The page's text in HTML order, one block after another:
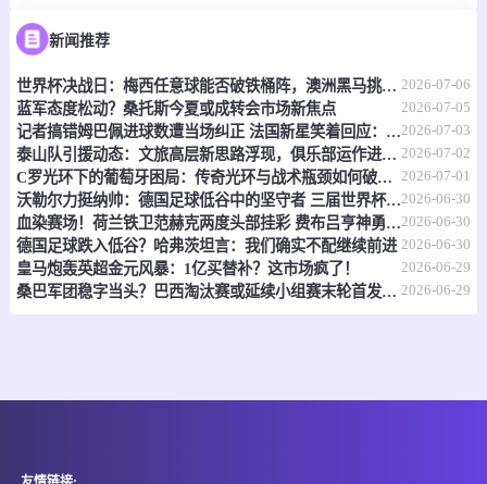
临沂奕虎U21
情报
澳中女联 07-06 17:00 即将开始
伍德维尔勇士女篮 0 - 0 森林维尔老鹰女篮
情报
缅甸女联 07-06 17:00 即将开始
新闻推荐
世界杯决战日：梅西任意球能否破铁桶阵，澳洲黑马挑战非洲劲旅 2026-07-06
蓝军态度松动？桑托斯今夏或成转会市场新焦点 2026-07-05
记者搞错姆巴佩进球数遭当场纠正 法国新星笑着回应：是18球2026-07-03
泰山队引援动态：文旅高层新思路浮现，俱乐部运作进行时 2026-07-02
C罗光环下的葡萄牙困局：传奇光环与战术瓶颈如何破局？ 2026-07-01
沃勒尔力挺纳帅：德国足球低谷中的坚守者 三届世界杯之痛亟待破解2026-06-30
血染赛场！荷兰铁卫范赫克两度头部挂彩 费布吕亨神勇扑救力保城门不失2026-06-30
德国足球跌入低谷？哈弗茨坦言：我们确实不配继续前进 2026-06-30
皇马炮轰英超金元风暴：1亿买替补？这市场疯了！ 2026-06-29
桑巴军团稳字当头？巴西淘汰赛或延续小组赛末轮首发配置 2026-06-29